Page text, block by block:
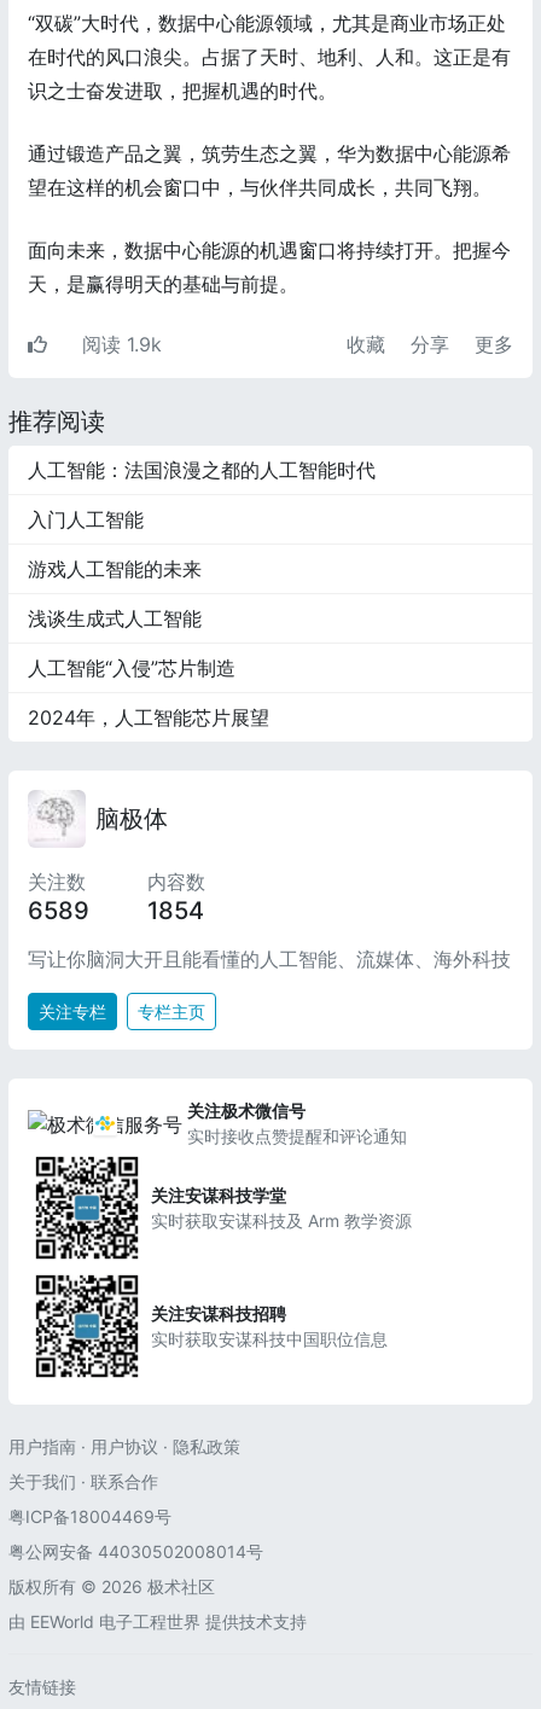
“双碳”大时代，数据中心能源领域，尤其是商业市场正处
在时代的风口浪尖。占据了天时、地利、人和。这正是有
识之士奋发进取，把握机遇的时代。
通过锻造产品之翼，筑劳生态之翼，华为数据中心能源希
望在这样的机会窗口中，与伙伴共同成长，共同飞翔。
面向未来，数据中心能源的机遇窗口将持续打开。把握今
天，是赢得明天的基础与前提。
阅读 1.9k 收藏 分享 更多
推荐阅读
人工智能：法国浪漫之都的人工智能时代
入门人工智能
游戏人工智能的未来
浅谈生成式人工智能
人工智能“入侵”芯片制造
2024年，人工智能芯片展望
脑极体
关注数
6589
内容数
1854
写让你脑洞大开且能看懂的人工智能、流媒体、海外科技
关注专栏 专栏主页
关注极术微信号
实时接收点赞提醒和评论通知
关注安谋科技学堂
实时获取安谋科技及 Arm 教学资源
关注安谋科技招聘
实时获取安谋科技中国职位信息
用户指南 · 用户协议 · 隐私政策
关于我们 · 联系合作
粤ICP备18004469号
粤公网安备 44030502008014号
版权所有 © 2026 极术社区
由 EEWorld 电子工程世界 提供技术支持
友情链接